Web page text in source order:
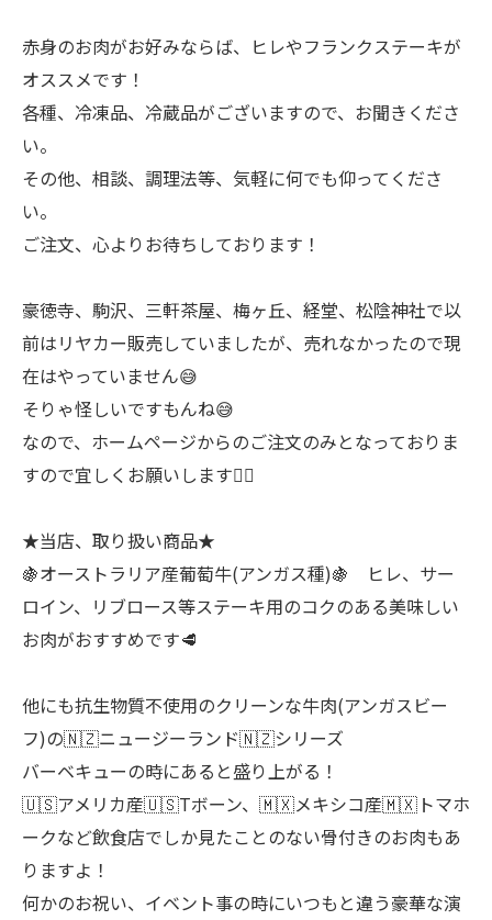
赤身のお肉がお好みならば、ヒレやフランクステーキが
オススメです！
各種、冷凍品、冷蔵品がございますので、お聞きくださ
い。
その他、相談、調理法等、気軽に何でも仰ってくださ
い。
ご注文、心よりお待ちしております！
豪徳寺、駒沢、三軒茶屋、梅ヶ丘、経堂、松陰神社で以
前はリヤカー販売していましたが、売れなかったので現
在はやっていません😅
そりゃ怪しいですもんね😅
なので、ホームページからのご注文のみとなっておりま
すので宜しくお願いします🙇‍♂
★当店、取り扱い商品★
🍇オーストラリア産葡萄牛(アンガス種)🍇 ヒレ、サー
ロイン、リブロース等ステーキ用のコクのある美味しい
お肉がおすすめです🥩
他にも抗生物質不使用のクリーンな牛肉(アンガスビー
フ)の🇳🇿ニュージーランド🇳🇿シリーズ
バーベキューの時にあると盛り上がる！
🇺🇸アメリカ産🇺🇸Tボーン、🇲🇽メキシコ産🇲🇽トマホ
ークなど飲食店でしか見たことのない骨付きのお肉もあ
りますよ！
何かのお祝い、イベント事の時にいつもと違う豪華な演